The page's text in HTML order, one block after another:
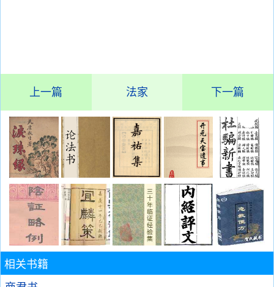
上一篇 法家 下一篇
相关书籍